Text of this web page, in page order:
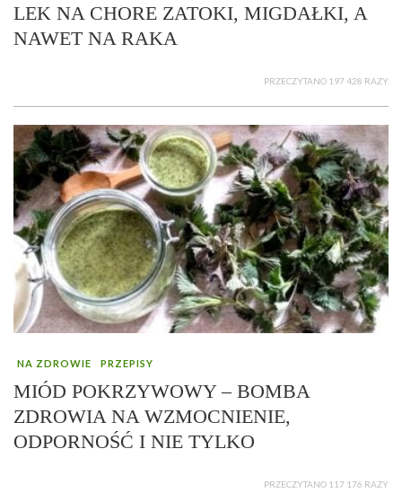
LEK NA CHORE ZATOKI, MIGDAŁKI, A
NAWET NA RAKA
PRZECZYTANO 197 428 RAZY
NA ZDROWIE PRZEPISY
MIÓD POKRZYWOWY – BOMBA
ZDROWIA NA WZMOCNIENIE,
ODPORNOŚĆ I NIE TYLKO
PRZECZYTANO 117 176 RAZY